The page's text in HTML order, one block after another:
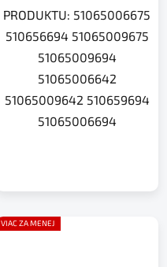
PRODUKTU: 51065006675
510656694 51065009675
51065009694
51065006642
51065009642 510659694
51065006694
VIAC ZA MENEJ